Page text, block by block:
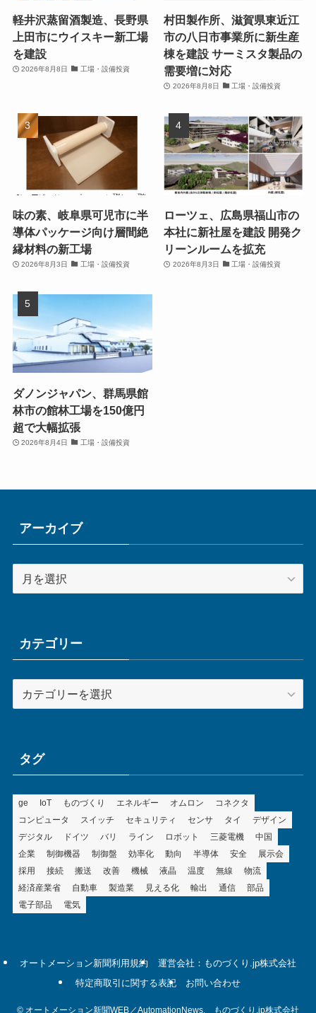
軽井沢蒸留酒製造、長野県
上田市にウイスキー新工場
を建設
2026年8月8日 工場・設備投資
村田製作所、滋賀県東近江
市の八日市事業所に新生産
棟を建設 サーミスタ製品の
需要増に対応
2026年8月8日 工場・設備投資
味の素、岐阜県可児市に半
導体パッケージ向け層間絶
縁材料の新工場
2026年8月3日 工場・設備投資
ローツェ、広島県福山市の
本社に新社屋を建設 開発ク
リーンルームを拡充
2026年8月3日 工場・設備投資
ダノンジャパン、群馬県館
林市の館林工場を150億円
超で大幅拡張
2026年8月4日 工場・設備投資
アーカイブ
ー
ブカテゴリー
テ
ータグ
ge IoT ものづくり エネルギー オムロン
コネクタ
コンピュータ
スイッチ セキュリティ センサ タイ
デザイン
デジタル
ドイツ バリ ライン ロボット 三菱電機
中国
企業
制御機器 制御盤 効率化 動向 半導体 安全
展示会
採用
接続 搬送 改善 機械 液晶 温度 無線
物流
経済産業省
自動車 製造業 見える化 輸出 通信
部品
電子部品
電気
オートメーション新聞利用規約
運営会社：ものづくり.jp株式会社
特定商取引に関する表記
お問い合わせ
© オートメーション新聞WEB／AutomationNews. ものづくり.jp株式会社